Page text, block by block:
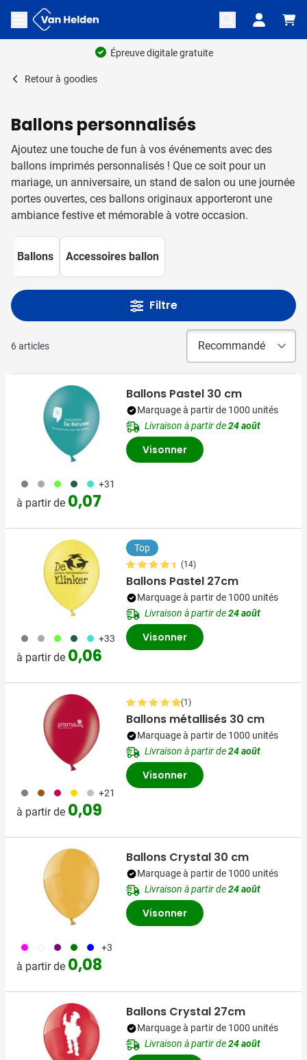
Aller au contenu
Ouvrir le menu
Épreuve digitale gratuite
Retour à goodies
Ballons personnalisés
Ajoutez une touche de fun à vos événements avec des
ballons imprimés personnalisés ! Que ce soit pour un
mariage, un anniversaire, un stand de salon ou une journée
portes ouvertes, ces ballons originaux apporteront une
ambiance festive et mémorable à votre occasion.
Ballons Accessoires ballon
Filtre
6articles
908 491 153 374 033 +31
à partir de 0,07
Ballons Pastel 30 cm
Marquage à partir de 1000 unités
Livraison à partir de24 août
Visonner
908 491 153 374 033 +33
à partir de 0,06
Top
(14)
Ballons Pastel 27cm
Marquage à partir de 1000 unités
Livraison à partir de24 août
Visonner
908 090 097 031 032 +21
à partir de 0,09
(1)
Ballons métallisés 30 cm
Marquage à partir de 1000 unités
Livraison à partir de24 août
Visonner
046 970 024 004 005 +3
à partir de 0,08
Ballons Crystal 30 cm
Marquage à partir de 1000 unités
Livraison à partir de24 août
Visonner
Ballons Crystal 27cm
Marquage à partir de 1000 unités
Livraison à partir de24 août